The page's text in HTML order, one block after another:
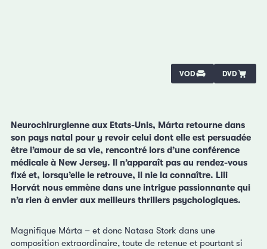
VOD DVD
Neurochirurgienne aux Etats-Unis, Márta retourne dans
son pays natal pour y revoir celui dont elle est persuadée
être l’amour de sa vie, rencontré lors d’une conférence
médicale à New Jersey. Il n’apparaît pas au rendez-vous
fixé et, lorsqu’elle le retrouve, il nie la connaître. Lili
Horvát nous emmène dans une intrigue passionnante qui
n’a rien à envier aux meilleurs thrillers psychologiques.
Magnifique Márta – et donc Natasa Stork dans une
composition extraordinaire, toute de retenue et pourtant si